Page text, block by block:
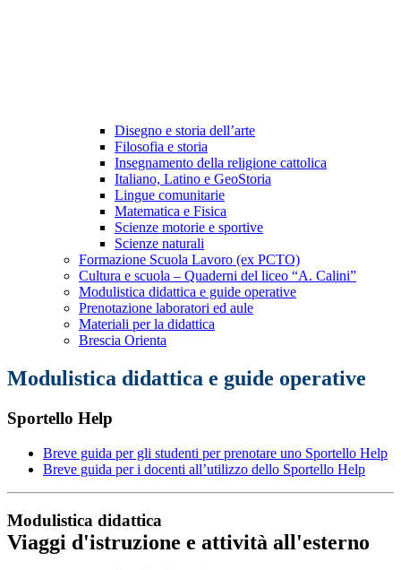
Disegno e storia dell’arte
Filosofia e storia
Insegnamento della religione cattolica
Italiano, Latino e GeoStoria
Lingue comunitarie
Matematica e Fisica
Scienze motorie e sportive
Scienze naturali
Formazione Scuola Lavoro (ex PCTO)
Cultura e scuola – Quaderni del liceo “A. Calini”
Modulistica didattica e guide operative
Prenotazione laboratori ed aule
Materiali per la didattica
Brescia Orienta
Modulistica didattica e guide operative
Sportello Help
Breve guida per gli studenti per prenotare uno Sportello Help
Breve guida per i docenti all’utilizzo dello Sportello Help
Modulistica didattica
Viaggi d'istruzione e attività all'esterno